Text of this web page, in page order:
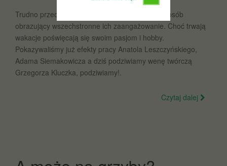
Trudno przedstawić zajęcia członków Koła w sposób
obrazujący wszechstronne ich zaangażowanie. Choć trwają
wakacje poświęcają się swoim pasjom i hobby.
Pokazywaliśmy już efekty pracy Anatola Leszczyńskiego,
Adama Siemakowicza a dziś podziwiamy wenę twórczą
Grzegorza Kluczka, podziwiamy!.
Czytaj dalej